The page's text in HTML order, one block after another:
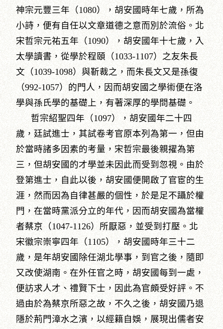
神宗元豐三年（1080），胡安國時年七歲，所為
小詩，便有自任以文章道德之意而別於流俗。北
宋哲宗元祐五年（1090），胡安國年十七歲，入
太學讀書，從學於程頤（1033-1107）之友朱長
文（1039-1098）與靳裁之，而朱長文又是孫復
（992-1057）的門人，因而胡安國之學術便在洛
學與孫氏學的基礎上，有著深厚的學問基礎。
哲宗紹聖四年（1097），胡安國年二十四
歲，廷試進士，其試卷考官原本列為第一，但由
於當時諸多因素的考量，宋哲宗最後親擢為第
三，但胡安國的才學並未因此而受到忽視。由於
登第進士，自此以後，胡安國便開啟了官宦的生
涯，然而因為自律甚嚴的個性，於是足不躡於權
門，在當時黨派分立的年代，因而胡安國為當權
者蔡京（1047-1126）所厭惡，並受到打壓。北
宋徽宗崇寧四年（1105），胡安國時年三十二
歲，是年胡安國除任湖北學事，到官之後，隨即
又改使湖南。在外任官之時，胡安國每到一處，
便訪求人才、禮賢下士，因此為官頗受好評。不
過由於為蔡京所惡之故，不久之後，胡安國乃退
隱於荊門漳水之濱，以經籍自娛，展現出儒者安